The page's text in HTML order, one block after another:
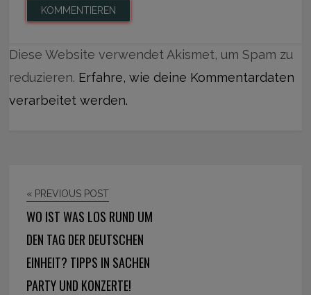
Diese Website verwendet Akismet, um Spam zu
reduzieren. Erfahre, wie deine Kommentardaten
verarbeitet werden.
« PREVIOUS POST
WO IST WAS LOS RUND UM
DEN TAG DER DEUTSCHEN
EINHEIT? TIPPS IN SACHEN
PARTY UND KONZERTE!